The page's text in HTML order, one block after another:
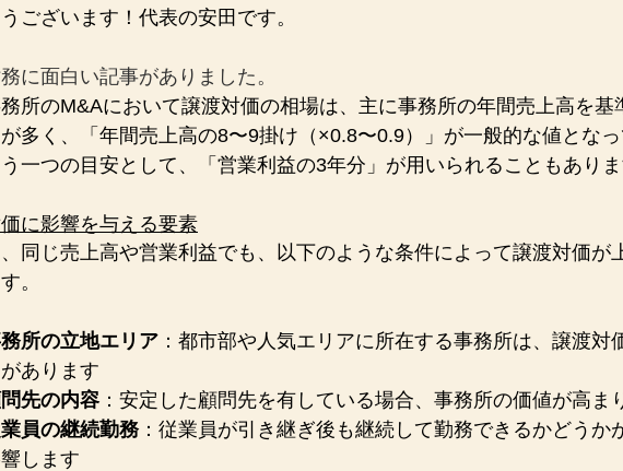
ございます！代表の安田です。
に面白い記事がありました。
所のM&Aにおいて譲渡対価の相場は、主に事務所の年間売上高を基
多く、「年間売上高の8〜9掛け（×0.8〜0.9）」が一般的な値となっ
一つの目安として、「営業利益の3年分」が用いられることもありま
に影響を与える要素
同じ売上高や営業利益でも、以下のような条件によって譲渡対価が
。
所の立地エリア ：都市部や人気エリアに所在する事務所は、譲渡対
あります
先の内容 ：安定した顧問先を有している場合、事務所の価値が高ま
員の継続勤務：従業員が引き継ぎ後も継続して勤務できるかどうか
します